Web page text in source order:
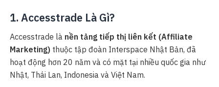
1. Accesstrade Là Gì?
Accesstrade là nền tảng tiếp thị liên kết (Affiliate
Marketing) thuộc tập đoàn Interspace Nhật Bản, đã
hoạt động hơn 20 năm và có mặt tại nhiều quốc gia như
Nhật, Thái Lan, Indonesia và Việt Nam.